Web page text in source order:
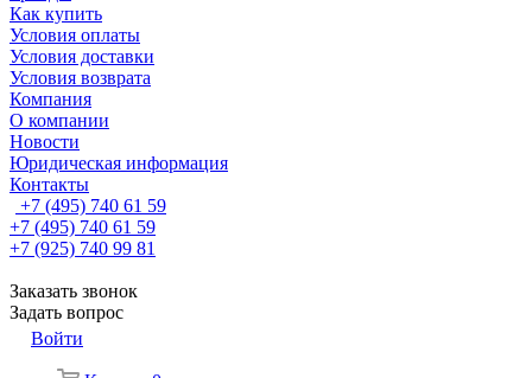
Как купить
Условия оплаты
Условия доставки
Условия возврата
Компания
О компании
Новости
Юридическая информация
Контакты
+7 (495) 740 61 59
+7 (495) 740 61 59
+7 (925) 740 99 81
Заказать звонок
Задать вопрос
Войти